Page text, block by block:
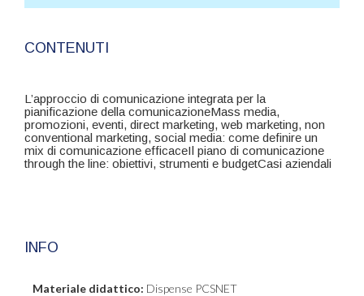
CONTENUTI
L’approccio di comunicazione integrata per la
pianificazione della comunicazioneMass media,
promozioni, eventi, direct marketing, web marketing, non
conventional marketing, social media: come definire un
mix di comunicazione efficaceIl piano di comunicazione
through the line: obiettivi, strumenti e budgetCasi aziendali
INFO
Materiale didattico: Dispense PCSNET